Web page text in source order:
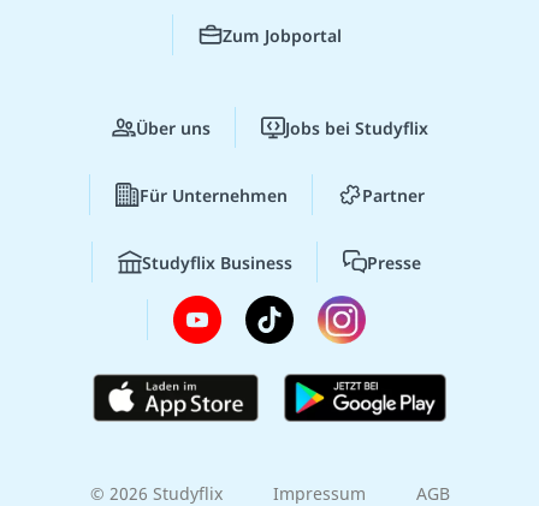
Zum Jobportal
Über uns Jobs bei Studyflix
Für Unternehmen Partner
Studyflix Business Presse
© 2026 Studyflix Impressum AGB